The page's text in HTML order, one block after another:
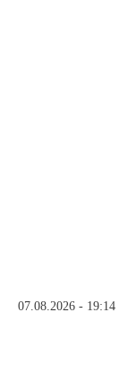
07.08.2026 - 19:14